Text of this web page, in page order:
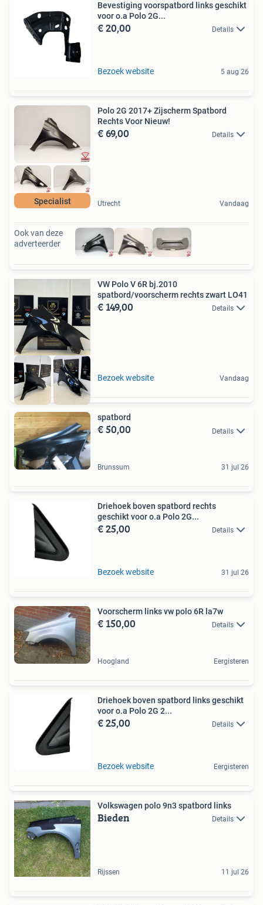
Bevestiging voorspatbord links geschikt
voor o.a Polo 2G...
€ 20,00 Details
Bezoek website 5 aug 26
Specialist
Polo 2G 2017+ Zijscherm Spatbord
Rechts Voor Nieuw!
€ 69,00 Details
Utrecht Vandaag
Ook van deze
adverteerder
VW Polo V 6R bj.2010
spatbord/voorscherm rechts zwart LO41
€ 149,00 Details
Bezoek website Vandaag
spatbord
€ 50,00 Details
Brunssum 31 jul 26
Driehoek boven spatbord rechts
geschikt voor o.a Polo 2G...
€ 25,00 Details
Bezoek website 31 jul 26
Voorscherm links vw polo 6R la7w
€ 150,00 Details
Hoogland Eergisteren
Driehoek boven spatbord links geschikt
voor o.a Polo 2G 2...
€ 25,00 Details
Bezoek website Eergisteren
Volkswagen polo 9n3 spatbord links
Bieden Details
Rijssen 11 jul 26